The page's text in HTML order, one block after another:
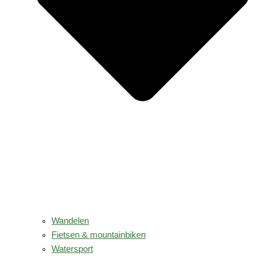
Wandelen
Fietsen & mountainbiken
Watersport